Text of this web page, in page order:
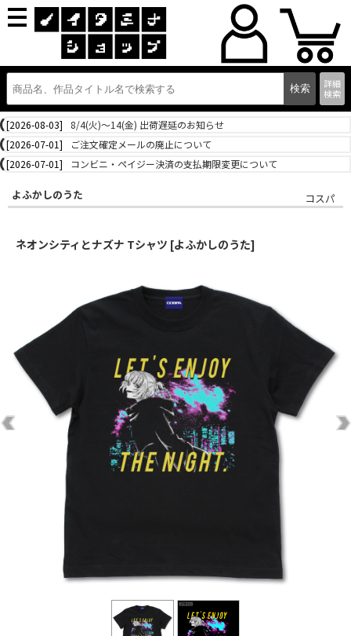
詳細
検索
[2026-08-03]
8/4(火)～14(金) 出荷遅延のお知らせ
[2026-07-01]
ご注文確定メールの廃止について
[2026-07-01]
コンビニ・ペイジー決済の支払期限変更について
よふかしのうた コスパ
ネオンシティとナズナ Tシャツ [よふかしのうた]